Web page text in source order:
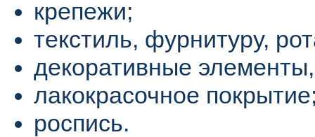
крепежи;
текстиль, фурнитуру,
декоративные
лакокрасочное
роспись.